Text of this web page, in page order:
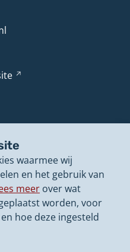
waarmee wij
en het gebruik van
meer over wat
worden, voor
hoe deze ingesteld
(Verwijst
naar
een